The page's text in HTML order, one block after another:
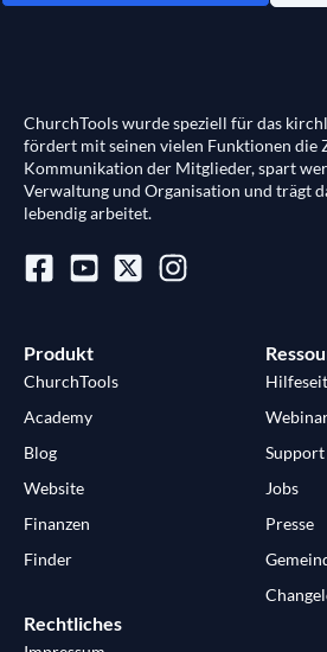
ChurchTools wurde speziell für das
fördert mit seinen vielen Funktionen die
Kommunikation der Mitglieder, spart
Verwaltung und Organisation und trägt
lebendig arbeitet.
Produkt
ChurchTools
Academy
Blog
Website
Finanzen
Finder
Support
Jobs
Presse
Rechtliches